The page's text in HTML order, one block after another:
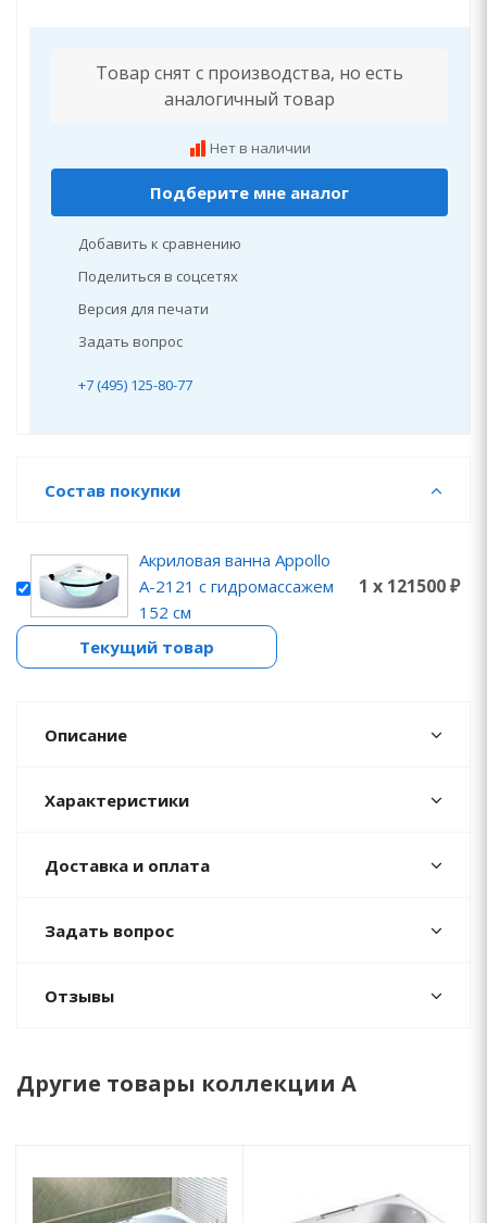
Товар снят с производства, но есть
аналогичный товар
Нет в наличии
Подберите мне аналог
Добавить к сравнению
Поделиться в соцсетях
Версия для печати
Задать вопрос
+7 (495) 125-80-77
Состав покупки
Акриловая ванна Appollo
A-2121 с гидромассажем
152 см
1 x 121500 ₽
Текущий товар
Описание
Характеристики
Доставка и оплата
Задать вопрос
Отзывы
Другие товары коллекции A